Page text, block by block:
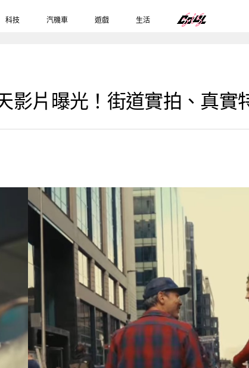
科技 汽機車 遊戲 生活
片曝光！街道實拍、真實